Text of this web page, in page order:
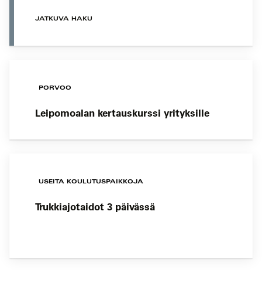
JATKUVA HAKU
PORVOO
Leipomoalan kertauskurssi yrityksille
USEITA KOULUTUSPAIKKOJA
Trukkiajotaidot 3 päivässä